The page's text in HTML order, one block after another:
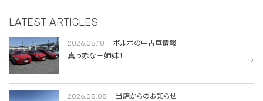
LATEST ARTICLES
2026.08.10 ボルボの中古車情報
真っ赤な三姉妹！
2026.08.08 当店からのお知らせ